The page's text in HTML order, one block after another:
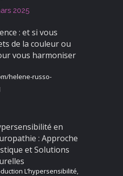
2025
: et si vous
de la couleur ou
vous harmoniser
helene-russo-
en
: Approche
et Solutions
L’hypersensibilité,